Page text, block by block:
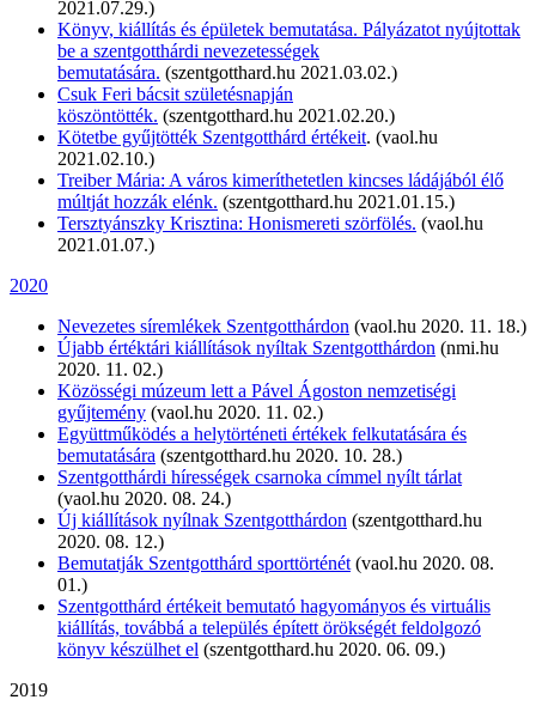
2021.07.29.)
Könyv, kiállítás és épületek bemutatása. Pályázatot nyújtottak
be a szentgotthárdi nevezetességek
bemutatására. (szentgotthard.hu 2021.03.02.)
Csuk Feri bácsit születésnapján
köszöntötték. (szentgotthard.hu 2021.02.20.)
Kötetbe gyűjtötték Szentgotthárd értékeit. (vaol.hu
2021.02.10.)
Treiber Mária: A város kimeríthetetlen kincses ládájából élő
múltját hozzák elénk. (szentgotthard.hu 2021.01.15.)
Tersztyánszky Krisztina: Honismereti szörfölés. (vaol.hu
2021.01.07.)
2020
Nevezetes síremlékek Szentgotthárdon (vaol.hu 2020. 11. 18.)
Újabb értéktári kiállítások nyíltak Szentgotthárdon (nmi.hu
2020. 11. 02.)
Közösségi múzeum lett a Pável Ágoston nemzetiségi
gyűjtemény (vaol.hu 2020. 11. 02.)
Együttműködés a helytörténeti értékek felkutatására és
bemutatására (szentgotthard.hu 2020. 10. 28.)
Szentgotthárdi hírességek csarnoka címmel nyílt tárlat
(vaol.hu 2020. 08. 24.)
Új kiállítások nyílnak Szentgotthárdon (szentgotthard.hu
2020. 08. 12.)
Bemutatják Szentgotthárd sporttörténét (vaol.hu 2020. 08.
01.)
Szentgotthárd értékeit bemutató hagyományos és virtuális
kiállítás, továbbá a település épített örökségét feldolgozó
könyv készülhet el (szentgotthard.hu 2020. 06. 09.)
2019